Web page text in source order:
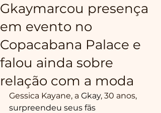
Gkaymarcou presença
em evento no
Copacabana Palace e
falou ainda sobre
relação com a moda
Gessica Kayane, a Gkay, 30 anos,
surpreendeu seus fãs